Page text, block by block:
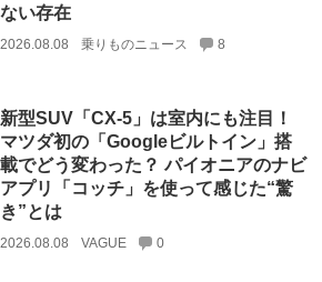
ない存在
2026.08.08 乗りものニュース 8
新型SUV「CX-5」は室内にも注目！
マツダ初の「Googleビルトイン」搭
載でどう変わった？ パイオニアのナビ
アプリ「コッチ」を使って感じた“驚
き”とは
2026.08.08 VAGUE 0